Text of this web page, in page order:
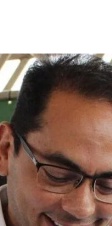
blogueiro da
Dutra estaria
empresário
do Estado
Jan Info 11 de junho de 2026